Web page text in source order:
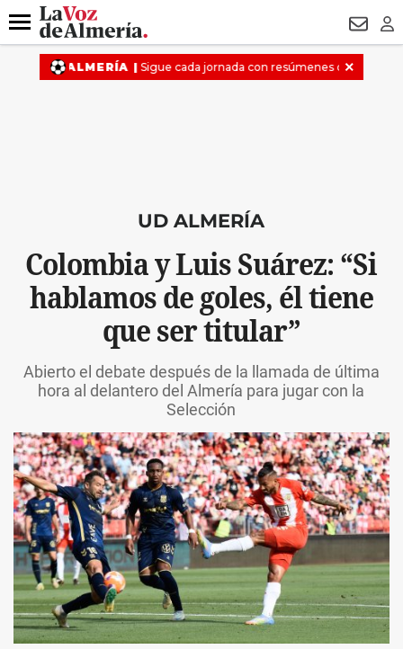
DESTACADO
Menú
UD ALMERÍA
Colombia y Luis Suárez: “Si
hablamos de goles, él tiene
que ser titular”
Abierto el debate después de la llamada de última
hora al delantero del Almería para jugar con la
Selección